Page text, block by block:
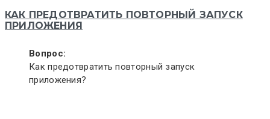
КАК ПРЕДОТВРАТИТЬ ПОВТОРНЫЙ ЗАПУСК
ПРИЛОЖЕНИЯ
Вопрос:
Как предотвратить повторный запуск
приложения?